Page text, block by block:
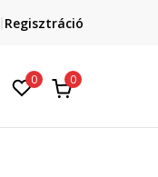
Regisztráció
0 0